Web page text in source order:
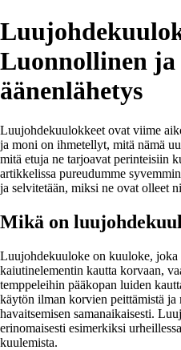
Luonnollinen
äänenlähetys
Luujohdekuulokkeet ovat viime
ja moni on ihmetellyt, mitä nämä
mitä etuja ne tarjoavat perinteisiin
artikkelissa pureudumme
ja selvitetään, miksi ne ovat olleet
Mikä on
Luujohdekuuloke on kuuloke, joka
kaiutinelementin kautta korvaan,
temppeleihin pääkopan luiden
käytön ilman korvien peittämistä ja
havaitsemisen samanaikaisesti.
erinomaisesti esimerkiksi
kuulemista.